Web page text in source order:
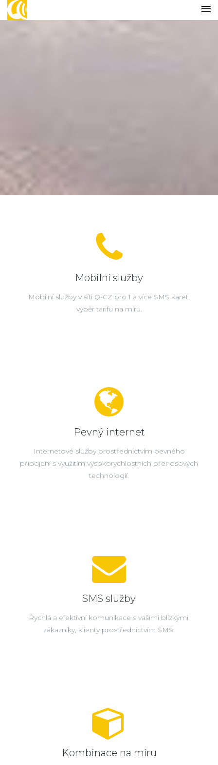
Mobilní služby
Mobilní služby v síti Q-CZ pro 1 a více SMS karet,
výběr tarifu na míru.
Pevný internet
Internetové služby prostřednictvím pevného
připojení s využitím vysokorychlostních přenosových
technologií.
SMS služby
Rychlá a efektivní komunikace s vašimi blízkými,
zákazníky, klienty prostřednictvím SMS.
Kombinace na míru